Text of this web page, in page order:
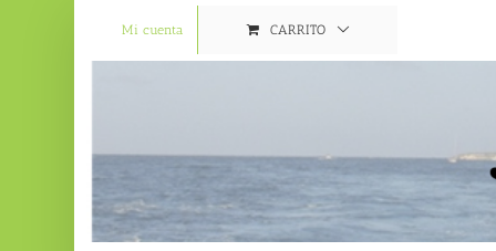
Mi cuenta CARRITO